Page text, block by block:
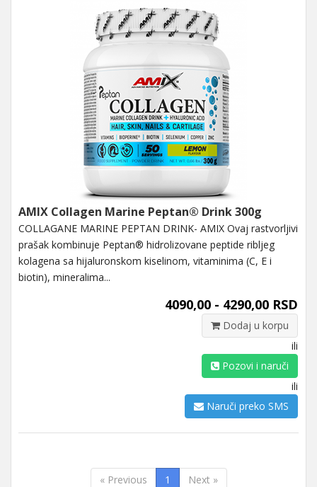
AMIX Collagen Marine Peptan® Drink 300g
COLLAGANE MARINE PEPTAN DRINK- AMIX Ovaj rastvorljivi
prašak kombinuje Peptan® hidrolizovane peptide ribljeg
kolagena sa hijaluronskom kiselinom, vitaminima (C, E i
biotin), mineralima...
4090,00 - 4290,00 RSD
Dodaj u korpu
ili
Pozovi i naruči
ili
Naruči preko SMS
« Previous 1 Next »